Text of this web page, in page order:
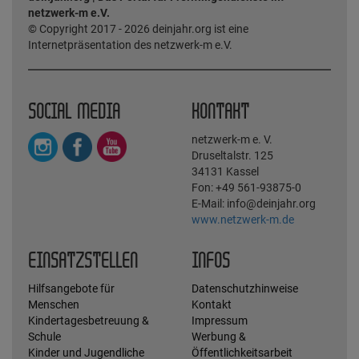
netzwerk-m e.V.
© Copyright 2017 - 2026 deinjahr.org ist eine
Internetpräsentation des netzwerk-m e.V.
SOCIAL MEDIA KONTAKT
netzwerk-m e. V.
Druseltalstr. 125
34131 Kassel
Fon: +49 561-93875-0
E-Mail: info@deinjahr.org
www.netzwerk-m.de
EINSATZSTELLEN
Hilfsangebote für
Menschen
Kindertagesbetreuung &
Schule
Kinder und Jugendliche
INFOS
Datenschutzhinweise
Kontakt
Impressum
Werbung &
Öffentlichkeitsarbeit